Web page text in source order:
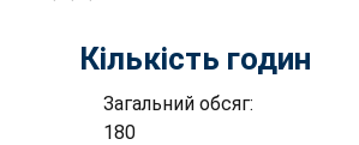
Кількість годин
Загальний обсяг:
180